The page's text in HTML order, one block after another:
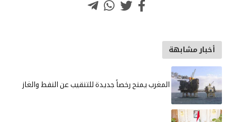
أخبار مشابهة
المغرب يمنح رخصاً جديدة للتنقيب عن النفط والغاز